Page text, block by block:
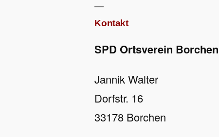
Kontakt
SPD Ortsverein Borchen
Jannik Walter
Dorfstr. 16
33178 Borchen